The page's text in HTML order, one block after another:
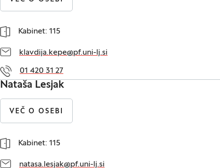
Kabinet: 115
klavdija.kepe@pf.uni-lj.si
01 420 31 27
Nataša Lesjak
VEČ O OSEBI
Kabinet: 115
natasa.lesjak@pf.uni-lj.si